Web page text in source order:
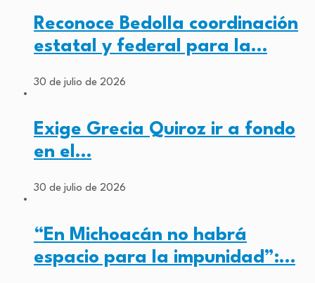
Reconoce Bedolla coordinación
estatal y federal para la…
30 de julio de 2026
Exige Grecia Quiroz ir a fondo
en el…
30 de julio de 2026
“En Michoacán no habrá
espacio para la impunidad”:…